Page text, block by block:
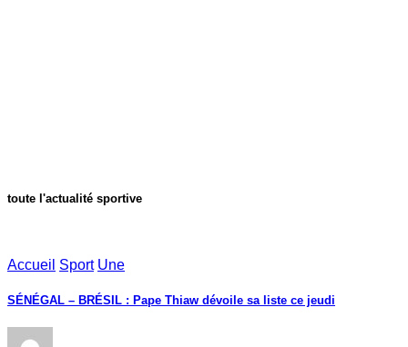
toute l'actualité sportive
Accueil Sport Une
SÉNÉGAL – BRÉSIL : Pape Thiaw dévoile sa liste ce jeudi